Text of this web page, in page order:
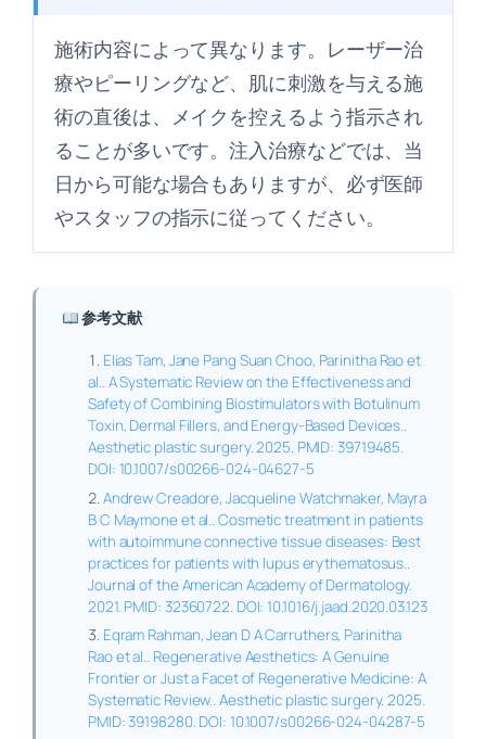
施術内容によって異なります。レーザー治
療やピーリングなど、肌に刺激を与える施
術の直後は、メイクを控えるよう指示され
ることが多いです。注入治療などでは、当
日から可能な場合もありますが、必ず医師
やスタッフの指示に従ってください。
参考文献
Elias Tam, Jane Pang Suan Choo, Parinitha Rao et
al.. A Systematic Review on the Effectiveness and
Safety of Combining Biostimulators with Botulinum
Toxin, Dermal Fillers, and Energy-Based Devices..
Aesthetic plastic surgery. 2025. PMID: 39719485.
DOI: 10.1007/s00266-024-04627-5
Andrew Creadore, Jacqueline Watchmaker, Mayra
B C Maymone et al.. Cosmetic treatment in patients
with autoimmune connective tissue diseases: Best
practices for patients with lupus erythematosus..
Journal of the American Academy of Dermatology.
2021. PMID: 32360722. DOI: 10.1016/j.jaad.2020.03.123
Eqram Rahman, Jean D A Carruthers, Parinitha
Rao et al.. Regenerative Aesthetics: A Genuine
Frontier or Just a Facet of Regenerative Medicine: A
Systematic Review.. Aesthetic plastic surgery. 2025.
PMID: 39198280. DOI: 10.1007/s00266-024-04287-5